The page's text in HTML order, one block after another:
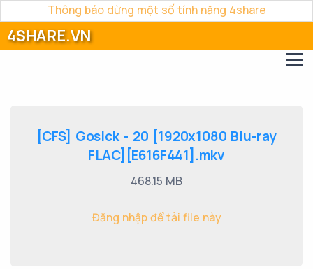
Thông báo dừng một số tính năng 4share
4SHARE.VN
[CFS] Gosick - 20 [1920x1080 Blu-ray
FLAC][E616F441].mkv
468.15 MB
Đăng nhập để tải file này